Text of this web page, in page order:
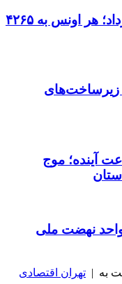
قیمت جهانی طلا امروز ۱۵ مرداد؛ هر اونس به ۴۲۶۵
زیرساخت‌های
کشور در ۷۲ ساعت آینده؛ موج
از ۳۹۶ هزار واحد نهضت ملی
تهران اقتصادی